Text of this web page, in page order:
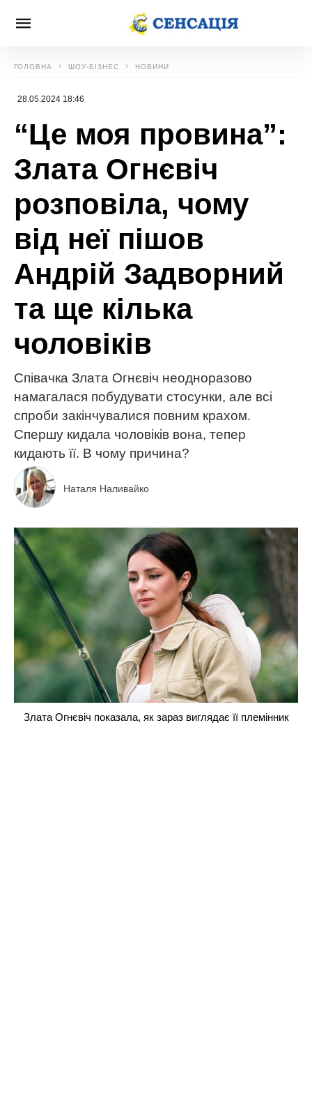
ГОЛОВНА ШОУ-БІЗНЕС НОВИНИ
28.05.2024 18:46
“Це моя провина”:
Злата Огнєвіч
розповіла, чому
від неї пішов
Андрій Задворний
та ще кілька
чоловіків
Співачка Злата Огнєвіч неодноразово
намагалася побудувати стосунки, але всі
спроби закінчувалися повним крахом.
Спершу кидала чоловіків вона, тепер
кидають її. В чому причина?
Наталя Наливайко
Злата Огнєвіч показала, як зараз виглядає її племінник